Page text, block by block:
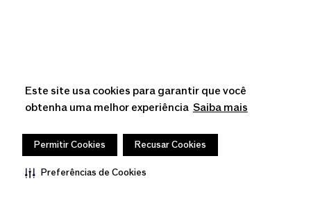
Este site usa cookies para garantir que você
obtenha uma melhor experiência Saiba mais
Permitir Cookies Recusar Cookies
Preferências de Cookies